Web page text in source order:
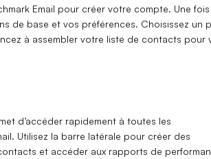
Email pour créer votre compte. Une fois
de base et vos préférences. Choisissez un
à assembler votre liste de contacts pour
d’accéder rapidement à toutes les
Utilisez la barre latérale pour créer des
et accéder aux rapports de